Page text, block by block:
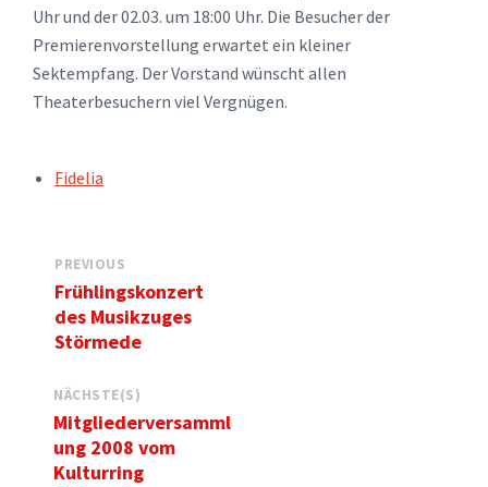
Uhr und der 02.03. um 18:00 Uhr. Die Besucher der
Premierenvorstellung erwartet ein kleiner
Sektempfang. Der Vorstand wünscht allen
Theaterbesuchern viel Vergnügen.
TAGS:Fidelia
PREVIOUS
Frühlingskonzert
des Musikzuges
Störmede
NÄCHSTE(S)
Mitgliederversamml
ung 2008 vom
Kulturring